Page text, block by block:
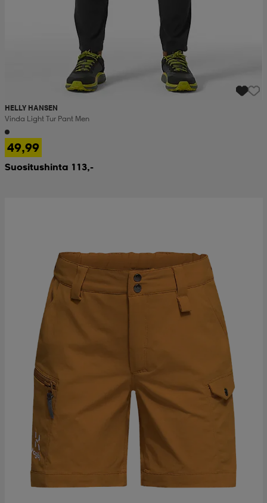
HELLY HANSEN
Vinda Light Tur Pant Men
49,99
Suositushinta 113,-